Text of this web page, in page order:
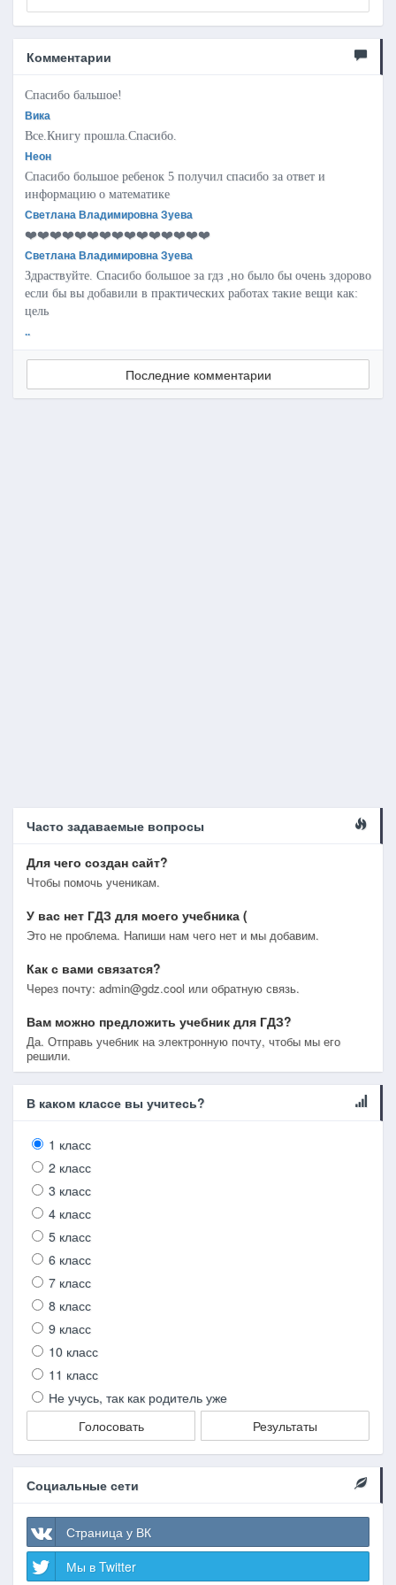
Комментарии
Спасибо бальшое!
Вика
Все.Книгу прошла.Спасибо.
Неон
Спасибо большое ребенок 5 получил спасибо за ответ и
информацию о математике
Светлана Владимировна Зуева
❤️❤️❤️❤️❤️❤️❤️❤️❤️❤️❤️❤️❤️❤️❤️
Светлана Владимировна Зуева
Здраствуйте. Спасибо большое за гдз ,но было бы очень здорово
если бы вы добавили в практических работах такие вещи как:
цель
..
Последние комментарии
Часто задаваемые вопросы
Для чего создан сайт?
Чтобы помочь ученикам.
У вас нет ГДЗ для моего учебника (
Это не проблема. Напиши нам чего нет и мы добавим.
Как с вами связатся?
Через почту: admin@gdz.cool или обратную связь.
Вам можно предложить учебник для ГДЗ?
Да. Отправь учебник на электронную почту, чтобы мы его
решили.
В каком классе вы учитесь?
1 класс
2 класс
3 класс
4 класс
5 класс
6 класс
7 класс
8 класс
9 класс
10 класс
11 класс
Не учусь, так как родитель уже
Голосовать
Результаты
Социальные сети
Страница у ВК
Мы в Twitter